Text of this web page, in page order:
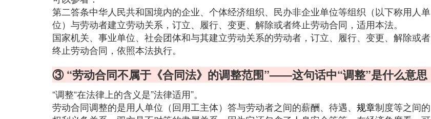
第二答条中华人民共和国境内的企业、个体经济组织、民办非企业单位等组织（以下称用人单
位）与劳动者建立劳动关系，订立、履行、变更、解除或者终止劳动合同，适用本法。
国家机关、事业单位、社会团体和与其建立劳动关系的劳动者，订立、履行、变更、解除或者
终止劳动合同，依照本法执行。
③ “劳动合同不属于《合同法》的调整范围”——这句话中“调整”是什么意思
“调整“在法律上的含义是”法律适用”。
劳动合同调整的是用人单位（回用工主体）答与劳动者之间的薪酬、待遇、 规章制度等之间的